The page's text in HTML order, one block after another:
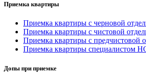
Приемка квартиры
Приемка квартиры с черновой
Приемка квартиры с чистовой
Приемка квартиры с предчистовой
Приемка квартиры специалистом
Допы при приемке